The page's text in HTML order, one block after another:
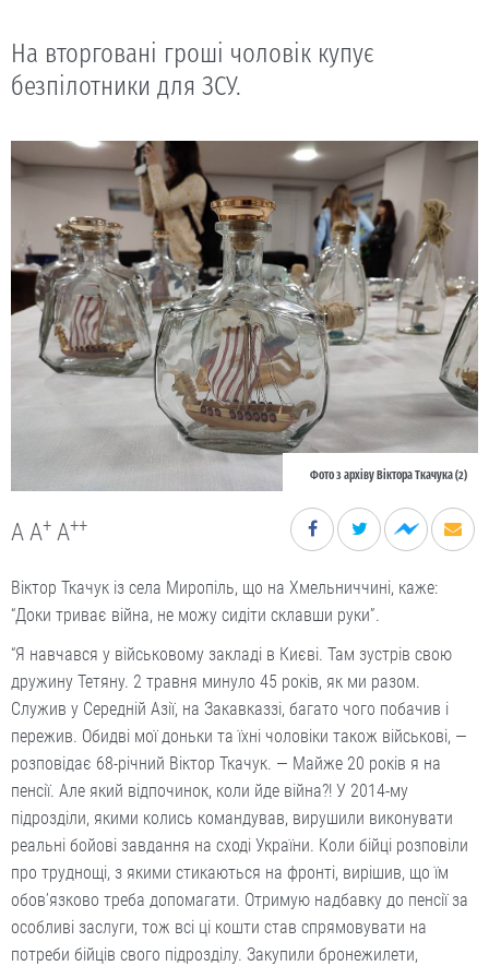
На вторговані гроші чоловік купує
безпілотники для ЗСУ.
Фото з архіву Віктора Ткачука (2)
A A+ A++
Віктор Ткачук із села Миропіль, що на Хмельниччині, каже:
“Доки триває війна, не можу сидіти склавши руки”.
“Я навчався у військовому закладі в Києві. Там зустрів свою
дружину Тетяну. 2 травня минуло 45 років, як ми разом.
Служив у Середній Азії, на Закавказзі, багато чого побачив і
пережив. Обидві мої доньки та їхні чоловіки також військові, —
розповідає 68-річний Віктор Ткачук. — Майже 20 років я на
пенсії. Але який відпочинок, коли йде війна?! У 2014-му
підрозділи, якими колись командував, вирушили виконувати
реальні бойові завдання на сході України. Коли бійці розповіли
про труднощі, з якими стикаються на фронті, вирішив, що їм
обов’язково треба допомагати. Отримую надбавку до пенсії за
особливі заслуги, тож всі ці кошти став спрямовувати на
потреби бійців свого підрозділу. Закупили бронежилети,